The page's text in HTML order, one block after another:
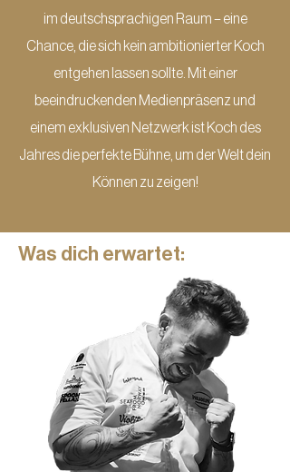
im deutschsprachigen Raum – eine
Chance, die sich kein ambitionierter Koch
entgehen lassen sollte. Mit einer
beeindruckenden Medienpräsenz und
einem exklusiven Netzwerk ist Koch des
Jahres die perfekte Bühne, um der Welt dein
Können zu zeigen!
Was dich erwartet: